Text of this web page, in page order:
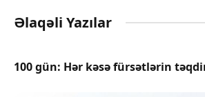
Əlaqəli Yazılar
100 gün: Hər kəsə fürsətlərin